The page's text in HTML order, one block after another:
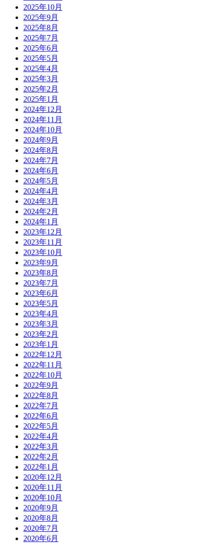
2025年10月
2025年9月
2025年8月
2025年7月
2025年6月
2025年5月
2025年4月
2025年3月
2025年2月
2025年1月
2024年12月
2024年11月
2024年10月
2024年9月
2024年8月
2024年7月
2024年6月
2024年5月
2024年4月
2024年3月
2024年2月
2024年1月
2023年12月
2023年11月
2023年10月
2023年9月
2023年8月
2023年7月
2023年6月
2023年5月
2023年4月
2023年3月
2023年2月
2023年1月
2022年12月
2022年11月
2022年10月
2022年9月
2022年8月
2022年7月
2022年6月
2022年5月
2022年4月
2022年3月
2022年2月
2022年1月
2020年12月
2020年11月
2020年10月
2020年9月
2020年8月
2020年7月
2020年6月